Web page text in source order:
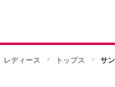
レディース トップス サ